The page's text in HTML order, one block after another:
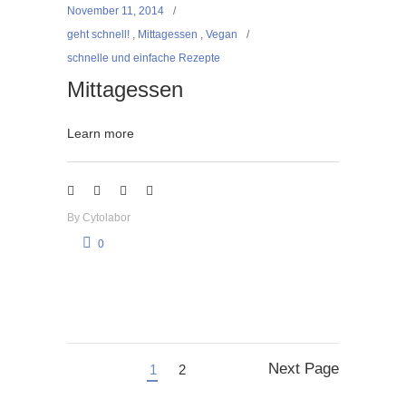
November 11, 2014
geht schnell! , Mittagessen , Vegan
schnelle und einfache Rezepte
Mittagessen
Learn more
By Cytolabor
0
1 2 Next Page